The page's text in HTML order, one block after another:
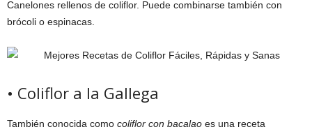
Canelones rellenos de coliflor. Puede combinarse también con
brócoli o espinacas.
• Coliflor a la Gallega
También conocida como coliflor con bacalao es una receta